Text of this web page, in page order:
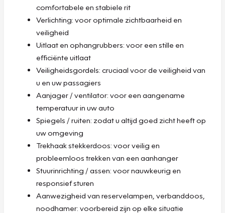
comfortabele en stabiele rit
Verlichting: voor optimale zichtbaarheid en
veiligheid
Uitlaat en ophangrubbers: voor een stille en
efficiënte uitlaat
Veiligheidsgordels: cruciaal voor de veiligheid van
u en uw passagiers
Aanjager / ventilator: voor een aangename
temperatuur in uw auto
Spiegels / ruiten: zodat u altijd goed zicht heeft op
uw omgeving
Trekhaak stekkerdoos: voor veilig en
probleemloos trekken van een aanhanger
Stuurinrichting / assen: voor nauwkeurig en
responsief sturen
Aanwezigheid van reservelampen, verbanddoos,
noodhamer: voorbereid zijn op elke situatie